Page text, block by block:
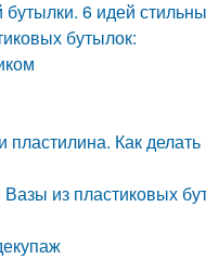
6 идей
бутылок:
пластилина. Как
из пластиковых